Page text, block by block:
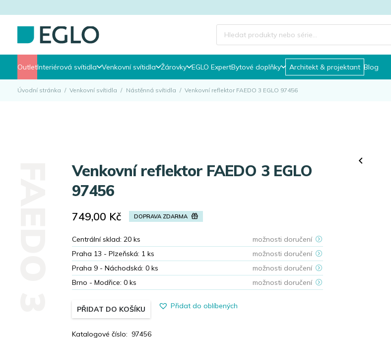
Products
search
OutletInteriérová svítidla Venkovní svítidla Žárovky EGLO ExpertBytové doplňky Architekt & projektant Blog
Úvodní stránka / Venkovní svítidla / Nástěnná svítidla / Venkovní reflektor FAEDO 3 EGLO 97456
Venkovní reflektor FAEDO 3 EGLO
97456
749,00 Kč DOPRAVA ZDARMA
Centrální sklad: 20ks
možnosti doručení
Praha 13 - Plzeňská: 1ks
možnosti doručení
Praha 9 - Náchodská: 0ks
možnosti doručení
Brno - Modřice: 0ks možnosti doručení
PŘIDAT DO KOŠÍKU Přidat do oblíbených
Katalogové číslo: 97456